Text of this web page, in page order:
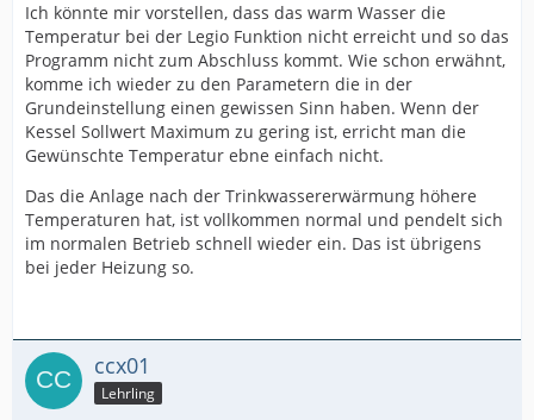
Ich könnte mir vorstellen, dass das warm Wasser die
Temperatur bei der Legio Funktion nicht erreicht und so das
Programm nicht zum Abschluss kommt. Wie schon erwähnt,
komme ich wieder zu den Parametern die in der
Grundeinstellung einen gewissen Sinn haben. Wenn der
Kessel Sollwert Maximum zu gering ist, erricht man die
Gewünschte Temperatur ebne einfach nicht.
Das die Anlage nach der Trinkwassererwärmung höhere
Temperaturen hat, ist vollkommen normal und pendelt sich
im normalen Betrieb schnell wieder ein. Das ist übrigens
bei jeder Heizung so.
ccx01
Lehrling